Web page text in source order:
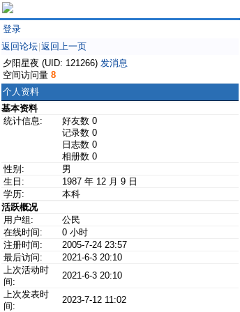
登录
返回论坛 返回上一页
夕阳星夜 (UID: 121266) 发消息
空间访问量 8
个人资料
基本资料
统计信息:
好友数 0
记录数 0
日志数 0
相册数 0
性别:
男
生日:
1987 年 12 月 9 日
学历:
本科
活跃概况
用户组:
公民
在线时间:
0 小时
注册时间:
2005-7-24 23:57
最后访问:
2021-6-3 20:10
上次活动时
间:
2021-6-3 20:10
上次发表时
间:
2023-7-12 11:02